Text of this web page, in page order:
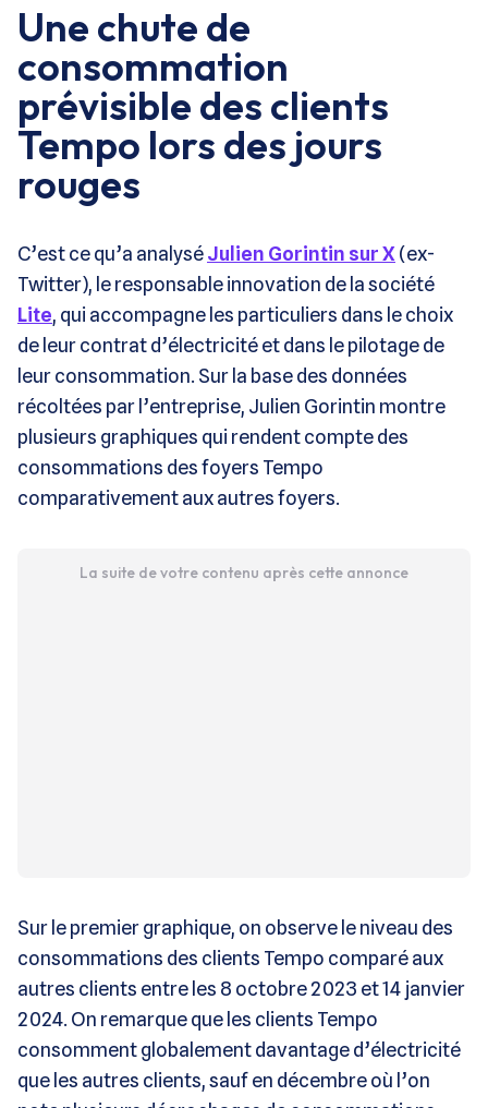
Une chute de
consommation
prévisible des clients
Tempo lors des jours
rouges
C’est ce qu’a analyséJulien Gorintin sur X(ex-
Twitter), le responsable innovation de la société
Lite, qui accompagne les particuliers dans le choix
de leur contrat d’électricité et dans le pilotage de
leur consommation. Sur la base des données
récoltées par l’entreprise, Julien Gorintin montre
plusieurs graphiques qui rendent compte des
consommations des foyers Tempo
comparativement aux autres foyers.
La suite de votre contenu après cette annonce
Sur le premier graphique, on observe le niveau des
consommations des clients Tempo comparé aux
autres clients entre les 8 octobre 2023 et 14 janvier
2024. On remarque que les clients Tempo
consomment globalement davantage d’électricité
que les autres clients, sauf en décembre où l’on